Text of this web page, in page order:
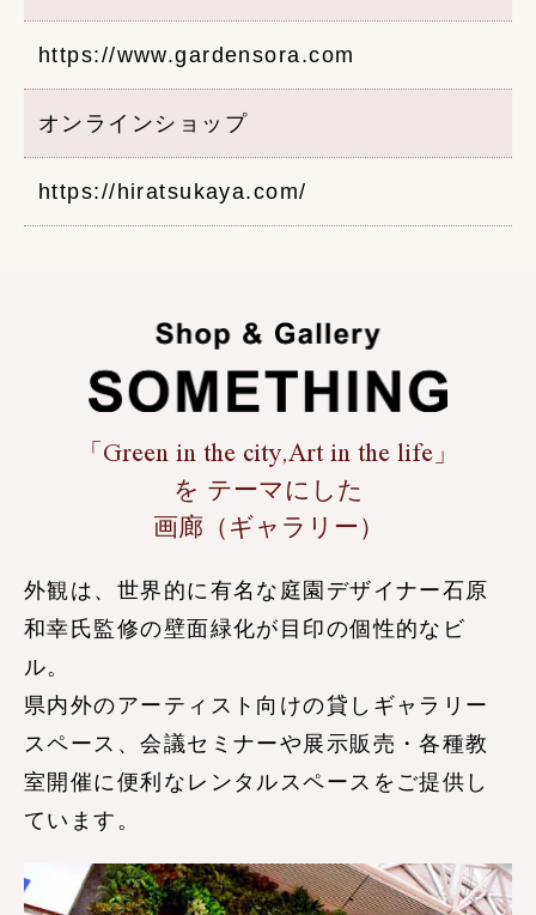
https://www.gardensora.com
オンラインショップ
https://hiratsukaya.com/
「Green in the city,Art in the life」
を テーマにした
画廊（ギャラリー）
外観は、世界的に有名な庭園デザイナー石原
和幸氏監修の壁面緑化が目印の個性的なビ
ル。
県内外のアーティスト向けの貸しギャラリー
スペース、会議セミナーや展示販売・各種教
室開催に便利なレンタルスペースをご提供し
ています。